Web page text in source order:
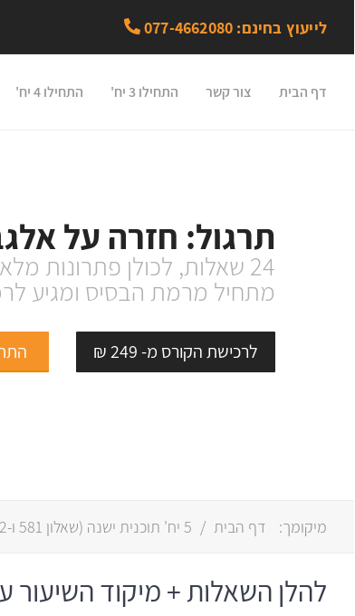
לייעוץ בחינם: 077-4662080
דף הבית צור קשר התחילו 3 יח' התחילו 4 יח'
תרגול: חזרה על
24 שאלות, לכולן פתרונות מלאים עם הסברים.
מתחיל מרמת הבסיס ומגיע
לרכישת הקורס מ- 249 ₪
מיקומך: דף הבית / 5 יח' תוכנית ישנה (שאלון 581 ו-
להלן השאלות + מיקוד השיעור